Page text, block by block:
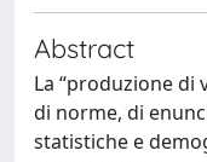
Abstract
La “produzione di
di norme, di
statistiche e